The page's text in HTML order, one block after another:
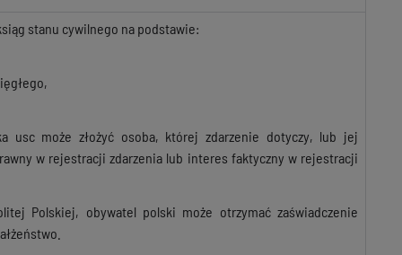
stanu cywilnego na podstawie:
może złożyć osoba, której zdarzenie dotyczy, lub jej
w rejestracji zdarzenia lub interes faktyczny w rejestracji
Polskiej, obywatel polski może otrzymać zaświadczenie